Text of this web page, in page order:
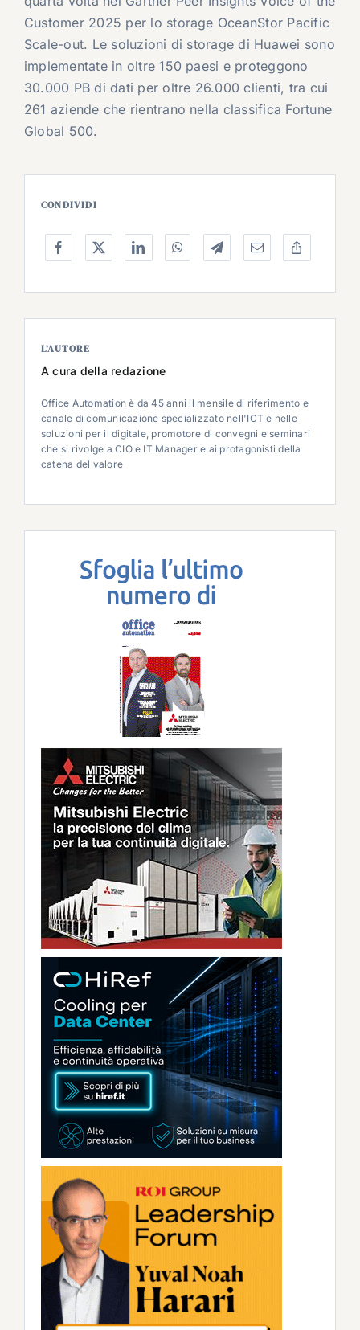
Customer 2025 per lo storage OceanStor Pacific
Scale-out. Le soluzioni di storage di Huawei sono
implementate in oltre 150 paesi e proteggono
30.000 PB di dati per oltre 26.000 clienti, tra cui
261 aziende che rientrano nella classifica Fortune
Global 500.
CONDIVIDI
L’AUTORE
A cura della redazione
Office Automation è da 45 anni il mensile di riferimento e
canale di comunicazione specializzato nell'ICT e nelle
soluzioni per il digitale, promotore di convegni e seminari
che si rivolge a CIO e IT Manager e ai protagonisti della
catena del valore